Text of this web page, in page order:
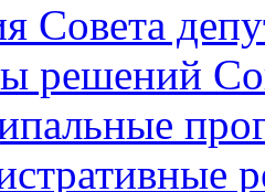
Совета
решений